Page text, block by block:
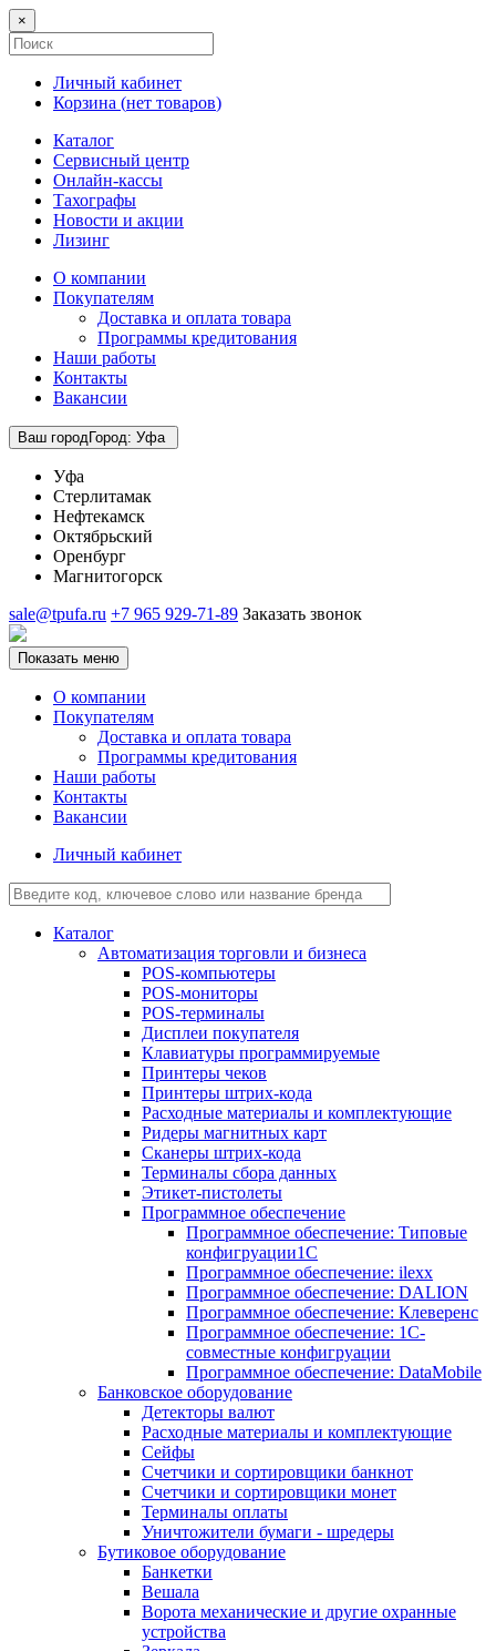
×
Личный кабинет
Корзина (нет товаров)
Каталог
Сервисный центр
Онлайн-кассы
Тахографы
Новости и акции
Лизинг
О компании
Покупателям
Доставка и оплата товара
Программы кредитования
Наши работы
Контакты
Вакансии
Ваш городГород: Уфа
Уфа
Стерлитамак
Нефтекамск
Октябрьский
Оренбург
Магнитогорск
sale@tpufa.ru +7 965 929-71-89 Заказать звонок
Показать меню
О компании
Покупателям
Доставка и оплата товара
Программы кредитования
Наши работы
Контакты
Вакансии
Личный кабинет
Каталог
Автоматизация торговли и бизнеса
POS-компьютеры
POS-мониторы
POS-терминалы
Дисплеи покупателя
Клавиатуры программируемые
Принтеры чеков
Принтеры штрих-кода
Расходные материалы и комплектующие
Ридеры магнитных карт
Сканеры штрих-кода
Терминалы сбора данных
Этикет-пистолеты
Программное обеспечение
Программное обеспечение: Типовые
конфигруации1С
Программное обеспечение: ilexx
Программное обеспечение: DALION
Программное обеспечение: Клеверенс
Программное обеспечение: 1С-
совместные конфигруации
Программное обеспечение: DataMobile
Банковское оборудование
Детекторы валют
Расходные материалы и комплектующие
Сейфы
Счетчики и сортировщики банкнот
Счетчики и сортировщики монет
Терминалы оплаты
Уничтожители бумаги - шредеры
Бутиковое оборудование
Банкетки
Вешала
Ворота механические и другие охранные
устройства